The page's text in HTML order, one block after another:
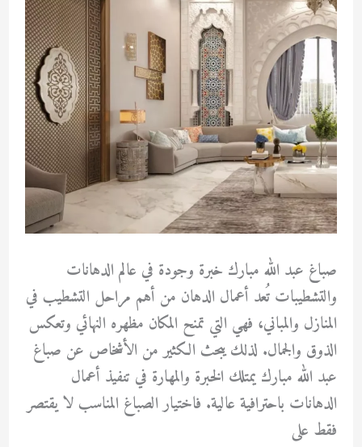
صباغ عبد الله مبارك خبرة وجودة في عالم الدهانات
والتشطيبات تُعد أعمال الدهان من أهم مراحل التشطيب في
المنازل والمباني، فهي التي تمنح المكان مظهره النهائي وتعكس
الذوق والجمال. لذلك يبحث الكثير من الأشخاص عن صباغ
عبد الله مبارك يمتلك الخبرة والمهارة في تنفيذ أعمال
الدهانات باحترافية عالية. فاختيار الصباغ المناسب لا يقتصر
فقط على